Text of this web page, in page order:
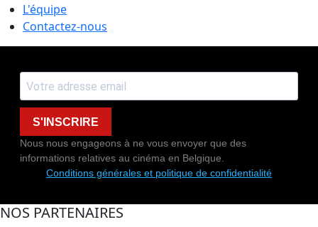
L'équipe
Contactez-nous
S'INSCRIRE
Nous nous engageons à ne vous envoyer que des
informations relatives au cinéma en Belgique.
Conditions générales et politique de confidentialité
NOS PARTENAIRES